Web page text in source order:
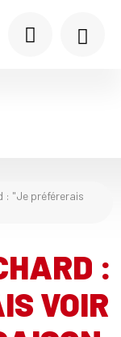
: "Je préférerais
:
VOIR